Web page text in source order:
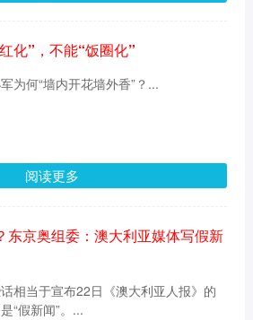
化”，不能“饭圈化”
为何“墙内开花墙外香”？...
阅读更多
东京奥组委：澳大利亚媒体写假新
相当于宣布22日《澳大利亚人报》的
“假新闻”。...